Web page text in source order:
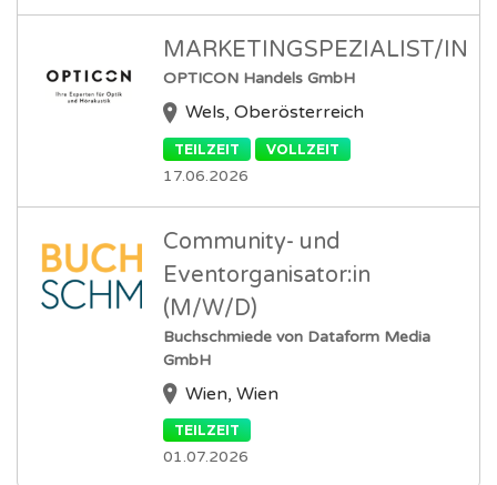
MARKETINGSPEZIALIST/IN
OPTICON Handels GmbH
Wels, Oberösterreich
TEILZEIT VOLLZEIT
17.06.2026
Community- und
Eventorganisator:in
(M/W/D)
Buchschmiede von Dataform Media
GmbH
Wien, Wien
TEILZEIT
01.07.2026